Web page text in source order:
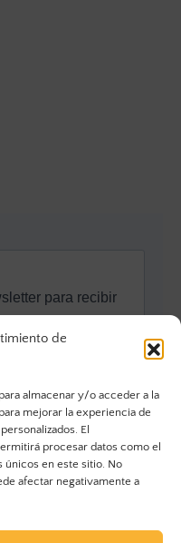
de
almacenar y/o acceder a la
mejorar la experiencia de
El
procesar datos como el
únicos en este sitio. No
afectar negativamente a